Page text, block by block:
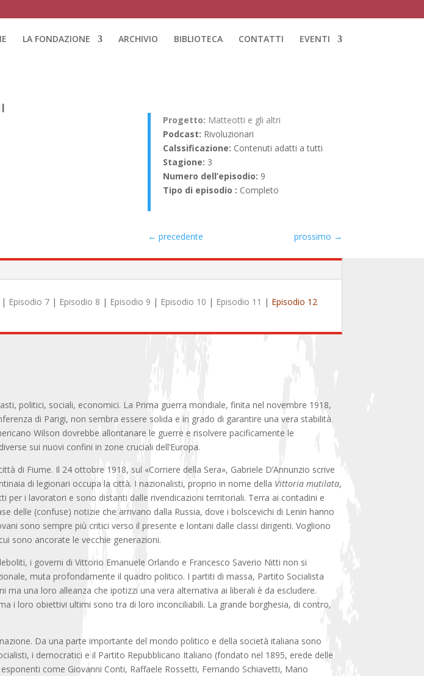
LA FONDAZIONE ARCHIVIO BIBLIOTECA CONTATTI EVENTI
Progetto: Matteotti e gli altri
Podcast: Rivoluzionari
Calssificazione: Contenuti adatti a tutti
Stagione: 3
Numero dell’episodio: 9
Tipo di episodio : Completo
← precedente prossimo →
| Episodio 7 | Episodio 8 | Episodio 9 | Episodio 10 | Episodio 11 | Episodio 12
politici, sociali, economici. La Prima guerra mondiale, finita nel novembre 1918,
di Parigi, non sembra essere solida e in grado di garantire una vera stabilità.
Wilson dovrebbe allontanare le guerre e risolvere pacificamente le
sui nuovi confini in zone cruciali dell’Europa.
di Fiume. Il 24 ottobre 1918, sul «Corriere della Sera», Gabriele D’Annunzio scrive
di legionari occupa la città. I nazionalisti, proprio in nome della Vittoria mutilata,
i lavoratori e sono distanti dalle rivendicazioni territoriali. Terra ai contadini e
delle (confuse) notizie che arrivano dalla Russia, dove i bolscevichi di Lenin hanno
sono sempre più critici verso il presente e lontani dalle classi dirigenti. Vogliono
sono ancorate le vecchie generazioni.
i governi di Vittorio Emanuele Orlando e Francesco Saverio Nitti non si
muta profondamente il quadro politico. I partiti di massa, Partito Socialista
una loro alleanza che ipotizzi una vera alternativa ai liberali è da escludere.
i loro obiettivi ultimi sono tra di loro inconciliabili. La grande borghesia, di contro,
Da una parte importante del mondo politico e della società italiana sono
i democratici e il Partito Repubblicano Italiano (fondato nel 1895, erede delle
come Giovanni Conti, Raffaele Rossetti, Fernando Schiavetti, Mario